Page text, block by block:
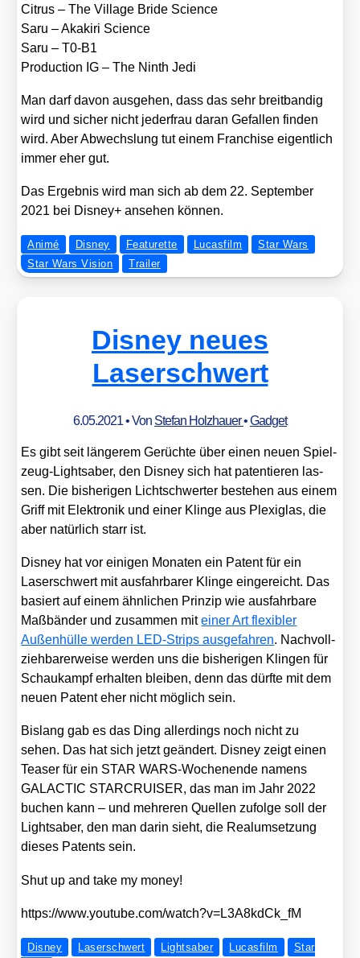
Citrus – The Vil­la­ge Bri­de Sci­ence
Saru – Aka­ki­ri Sci­ence
Saru – T0-B1
Pro­duc­tion IG – The Ninth Jedi
Man darf davon aus­ge­hen, dass das sehr breit­ban­dig
wird und sicher nicht jeder­frau dar­an Gefal­len fin­den
wird. Aber Abwechs­lung tut einem Fran­chise eigent­lich
immer eher gut.
Das Ergeb­nis wird man sich ab dem 22. Sep­tem­ber
2021 bei Dis­ney+ anse­hen kön­nen.
Animé Disney Featurette Lucasfilm
Star Wars
Star Wars Vision
Trailer
Disney neues
Laserschwert
6.05.2021• Von Stefan Holzhauer•Gadget
Es gibt seit län­ge­rem Gerüch­te über einen neu­en Spiel­
zeug-Lights­aber, den Dis­ney sich hat paten­tie­ren las­
sen. Die bis­he­ri­gen Licht­schwer­ter bestehen aus einem
Griff mit Elek­tro­nik und einer Klin­ge aus Ple­xi­glas, die
aber natür­lich starr ist.
Dis­ney hat vor eini­gen Mona­ten ein Patent für ein
Laser­schwert mit aus­fahr­ba­rer Klin­ge ein­ge­reicht. Das
basiert auf einem ähn­li­chen Prin­zip wie aus­fahr­ba­re
Maß­bän­der und zusam­men miteiner Art fle­xi­bler
Außen­hül­le wer­den LED-Strips aus­ge­fah­ren. Nach­voll­
zieh­ba­rer­wei­se wer­den uns die bis­he­ri­gen Klin­gen für
Schau­kampf erhal­ten blei­ben, denn das dürf­te mit dem
neu­en Patent eher nicht mög­lich sein.
Bis­lang gab es das Ding aller­dings noch nicht zu
sehen. Das hat sich jetzt geän­dert. Dis­ney zeigt einen
Teaser für ein STAR WARS-Wochen­en­de namens
GALACTIC STARCRUISER, das man im Jahr 2022
buchen kann – und meh­re­ren Quel­len zufol­ge soll der
Lights­aber, den man dar­in sieht, die Real­um­set­zung
die­ses Patents sein.
Shut up and take my money!
https://​www​.you​tube​.com/​w​a​t​c​h​?​v​=​L​3​A​8​k​d​C​k​_fM
Disney Laserschwert Lightsaber Lucasfilm Star